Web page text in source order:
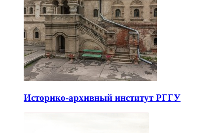
Историко-архивный институт РГГУ